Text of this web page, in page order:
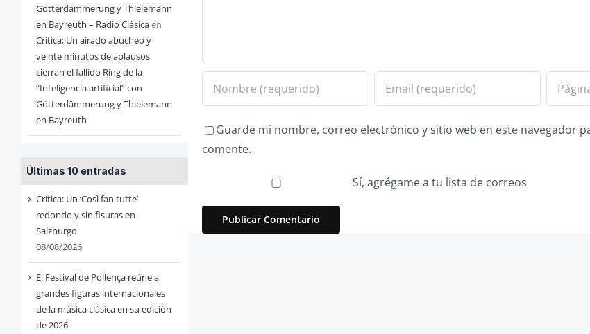
Götterdämmerung y Thielemann
en Bayreuth – Radio Clásicaen
Critica: Un airado abucheo y
veinte minutos de aplausos
cierran el fallido Ring de la
“Inteligencia artificial” con
Götterdämmerung y Thielemann
en Bayreuth
Últimas 10 entradas
Crítica: Un ‘Così fan tutte’
redondo y sin fisuras en
Salzburgo
08/08/2026
El Festival de Pollença reúne a
grandes figuras internacionales
de la música clásica en su edición
de 2026
Guarde mi nombre, correo electrónico y sitio web en este navegador
comente.
Sí, agrégame a tu lista de correos